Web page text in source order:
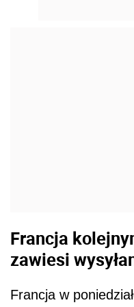
Francja
zawiesi
Francja w